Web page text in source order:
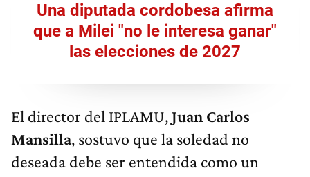
Una diputada cordobesa afirma
que a Milei "no le interesa ganar"
las elecciones de 2027
El director del IPLAMU,Juan Carlos
Mansilla, sostuvo que la soledad no
deseada debe ser entendida como un